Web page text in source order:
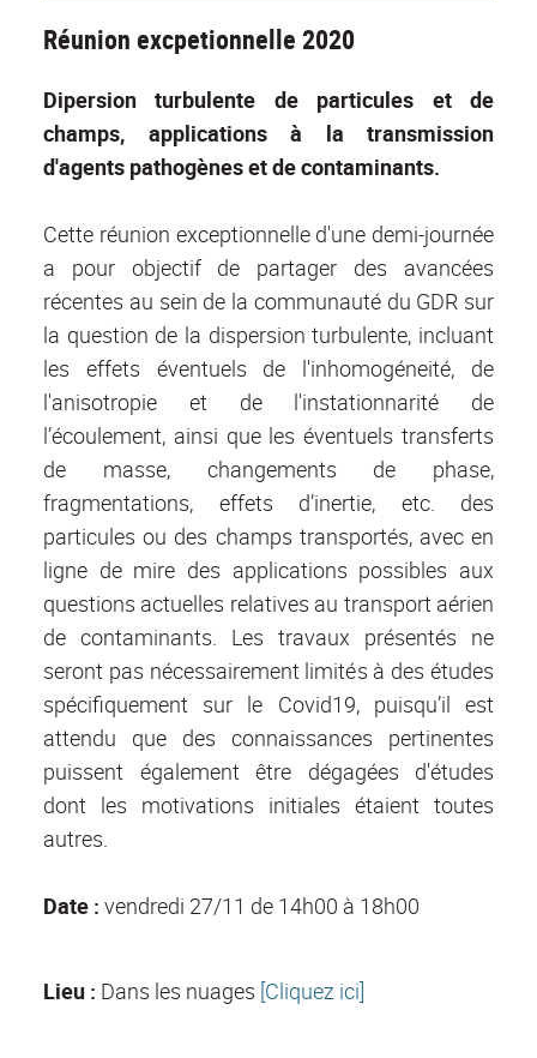
Réunion excpetionnelle 2020
Dipersion turbulente de particules et de
champs, applications à la transmission
d'agents pathogènes et de contaminants.
Cette réunion exceptionnelle d'une demi-journée
a pour objectif de partager des avancées
récentes au sein de la communauté du GDR sur
la question de la dispersion turbulente, incluant
les effets éventuels de l'inhomogéneité, de
l'anisotropie et de l'instationnarité de
l’écoulement, ainsi que les éventuels transferts
de masse, changements de phase,
fragmentations, effets d’inertie, etc. des
particules ou des champs transportés, avec en
ligne de mire des applications possibles aux
questions actuelles relatives au transport aérien
de contaminants. Les travaux présentés ne
seront pas nécessairement limités à des études
spécifiquement sur le Covid19, puisqu’il est
attendu que des connaissances pertinentes
puissent également être dégagées d'études
dont les motivations initiales étaient toutes
autres.
Date : vendredi 27/11 de 14h00 à 18h00
Lieu : Dans les nuages [Cliquez ici]